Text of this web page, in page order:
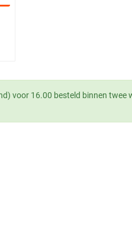
voor 16.00 besteld binnen twee